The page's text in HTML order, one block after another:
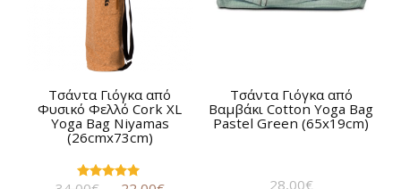
Τσάντα Γιόγκα από
Φυσικό Φελλό Cork XL
Yoga Bag Niyamas
(26cmx73cm)
Original
Τσάντα Γιόγκα από
Βαμβάκι Cotton Yoga Bag
Pastel Green (65x19cm)
28,00€